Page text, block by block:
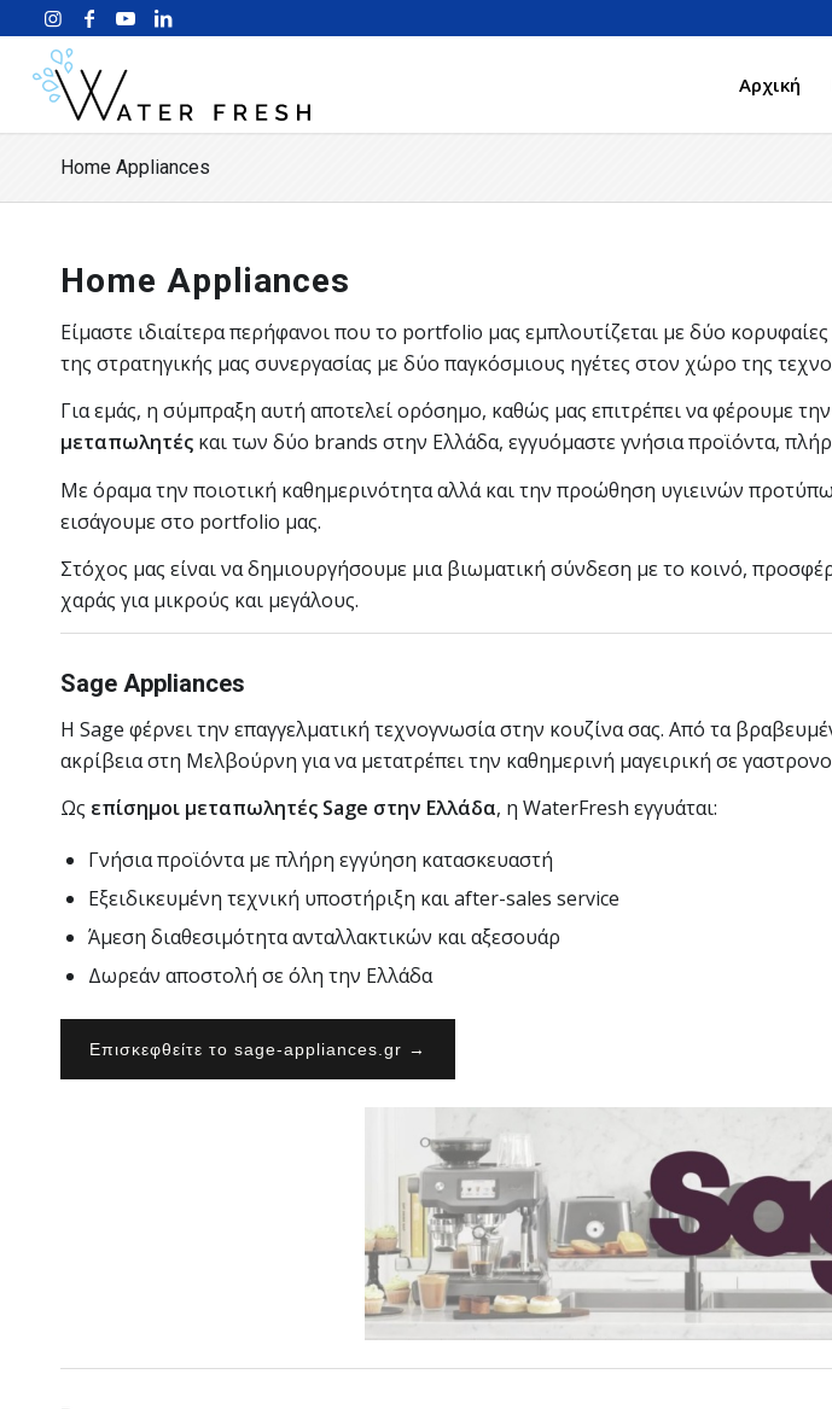
Αρχική
Home Appliances
Home Appliances
Είμαστε ιδιαίτερα περήφανοι που το portfolio μας εμπλουτίζεται με δύο
της στρατηγικής μας συνεργασίας με δύο παγκόσμιους ηγέτες στον χώρο της
Για εμάς, η σύμπραξη αυτή αποτελεί ορόσημο, καθώς μας επιτρέπει να φέρουμε
μεταπωλητές και των δύο brands στην Ελλάδα, εγγυόμαστε γνήσια προϊόντα,
Με όραμα την ποιοτική καθημερινότητα αλλά και την προώθηση υγιεινών
εισάγουμε στο portfolio μας.
Στόχος μας είναι να δημιουργήσουμε μια βιωματική σύνδεση με το κοινό,
χαράς για μικρούς και μεγάλους.
Sage Appliances
Η Sage φέρνει την επαγγελματική τεχνογνωσία στην κουζίνα σας. Από τα
ακρίβεια στη Μελβούρνη για να μετατρέπει την καθημερινή μαγειρική σε
Ως επίσημοι μεταπωλητές Sage στην Ελλάδα, η WaterFresh εγγυάται:
Γνήσια προϊόντα με πλήρη εγγύηση κατασκευαστή
Εξειδικευμένη τεχνική υποστήριξη και after-sales service
Άμεση διαθεσιμότητα ανταλλακτικών και αξεσουάρ
Δωρεάν αποστολή σε όλη την Ελλάδα
Επισκεφθείτε το sage-appliances.gr →